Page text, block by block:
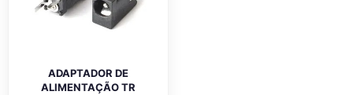
ADAPTADOR DE
ALIMENTAÇÃO TR